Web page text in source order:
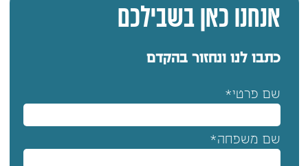
אנחנו כאן בשבילכם
כתבו לנו ונחזור בהקדם
שם פרטי*
שם משפחה*